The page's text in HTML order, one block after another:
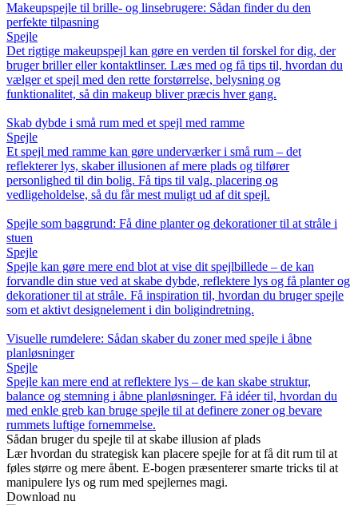
Makeupspejle til brille- og linsebrugere: Sådan finder du den
perfekte tilpasning
Spejle
Det rigtige makeupspejl kan gøre en verden til forskel for dig, der
bruger briller eller kontaktlinser. Læs med og få tips til, hvordan du
vælger et spejl med den rette forstørrelse, belysning og
funktionalitet, så din makeup bliver præcis hver gang.
Skab dybde i små rum med et spejl med ramme
Spejle
Et spejl med ramme kan gøre underværker i små rum – det
reflekterer lys, skaber illusionen af mere plads og tilfører
personlighed til din bolig. Få tips til valg, placering og
vedligeholdelse, så du får mest muligt ud af dit spejl.
Spejle som baggrund: Få dine planter og dekorationer til at stråle i
stuen
Spejle
Spejle kan gøre mere end blot at vise dit spejlbillede – de kan
forvandle din stue ved at skabe dybde, reflektere lys og få planter og
dekorationer til at stråle. Få inspiration til, hvordan du bruger spejle
som et aktivt designelement i din boligindretning.
Visuelle rumdelere: Sådan skaber du zoner med spejle i åbne
planløsninger
Spejle
Spejle kan mere end at reflektere lys – de kan skabe struktur,
balance og stemning i åbne planløsninger. Få idéer til, hvordan du
med enkle greb kan bruge spejle til at definere zoner og bevare
rummets luftige fornemmelse.
Sådan bruger du spejle til at skabe illusion af plads
Lær hvordan du strategisk kan placere spejle for at få dit rum til at
føles større og mere åbent. E-bogen præsenterer smarte tricks til at
manipulere lys og rum med spejlernes magi.
Download nu